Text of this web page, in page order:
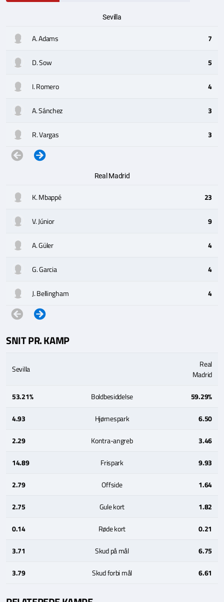
Sevilla
A. Adams 7
D. Sow 5
I. Romero 4
A. Sánchez 3
R. Vargas 3
Real Madrid
K. Mbappé 23
V. Júnior 9
A. Güler 4
G. Garcia 4
J. Bellingham 4
SNIT PR. KAMP
Sevilla
Real
Madrid
53.21% Boldbesiddelse 59.29%
4.93 Hjørnespark 6.50
2.29 Kontra-angreb 3.46
14.89 Frispark 9.93
2.79 Offside 1.64
2.75 Gule kort 1.82
0.14 Røde kort 0.21
3.71 Skud på mål 6.75
3.79 Skud forbi mål 6.61